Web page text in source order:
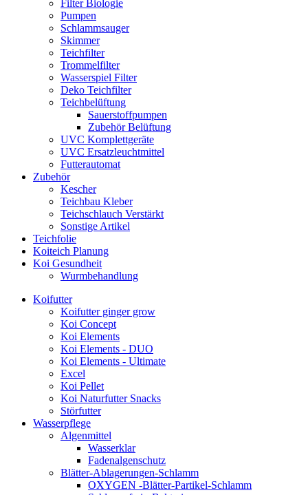
Filter Biologie
Pumpen
Schlammsauger
Skimmer
Teichfilter
Trommelfilter
Wasserspiel Filter
Deko Teichfilter
Teichbelüftung
Sauerstoffpumpen
Zubehör Belüftung
UVC Komplettgeräte
UVC Ersatzleuchtmittel
Futterautomat
Zubehör
Kescher
Teichbau Kleber
Teichschlauch Verstärkt
Sonstige Artikel
Teichfolie
Koiteich Planung
Koi Gesundheit
Wurmbehandlung
Koifutter
Koifutter ginger grow
Koi Concept
Koi Elements
Koi Elements - DUO
Koi Elements - Ultimate
Excel
Koi Pellet
Koi Naturfutter Snacks
Störfutter
Wasserpflege
Algenmittel
Wasserklar
Fadenalgenschutz
Blätter-Ablagerungen-Schlamm
OXYGEN -Blätter-Partikel-Schlamm